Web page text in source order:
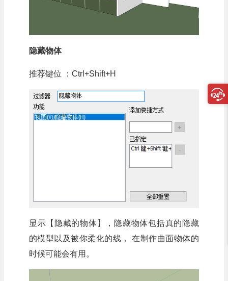
隐藏物体
推荐键位 ：Ctrl+Shift+H
显示【隐藏的物体】，隐藏物体包括真的隐藏
的模型以及被你柔化的线， 在制作曲面物体的
时候可能会有用。